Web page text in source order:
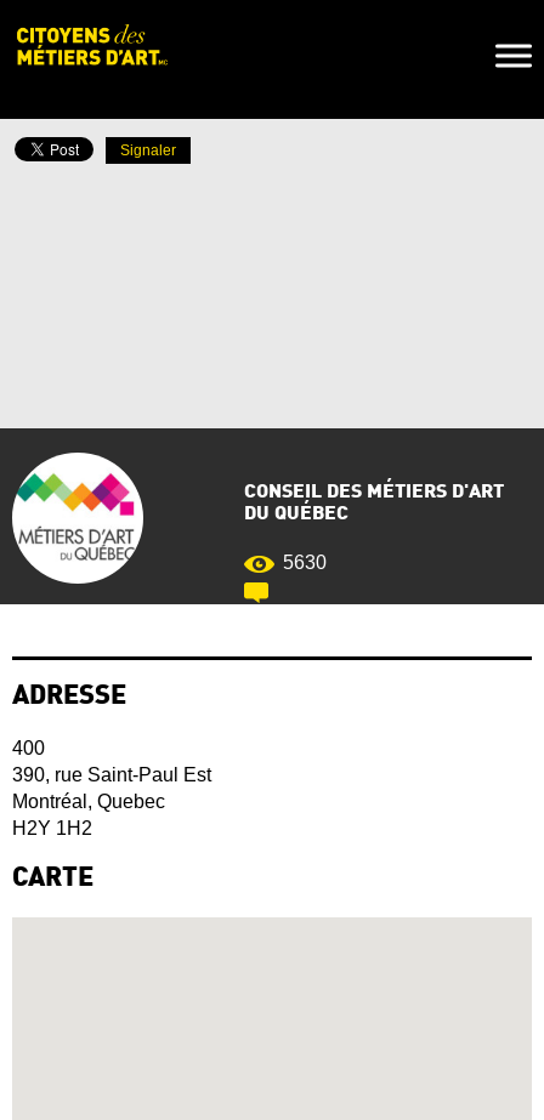
CONSEIL DES MÉTIERS D'ART
DU QUÉBEC
5630
Signaler
ADRESSE
400
390, rue Saint-Paul Est
Montréal, Quebec
H2Y 1H2
CARTE